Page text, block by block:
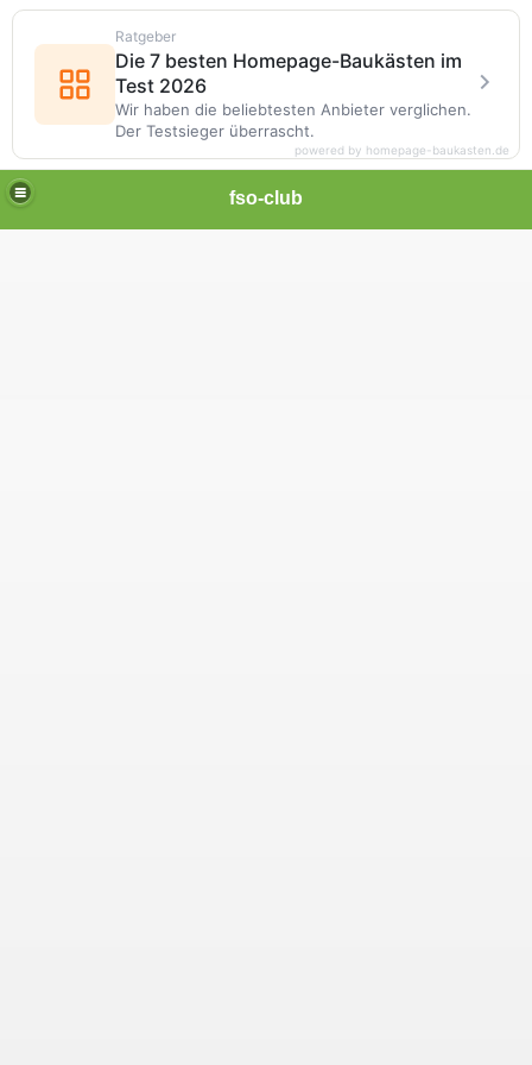
fso-club
Ratgeber
Die 7 besten Homepage-Baukästen im
Test 2026
Wir haben die beliebtesten Anbieter verglichen.
Der Testsieger überrascht.
powered by homepage-baukasten.de